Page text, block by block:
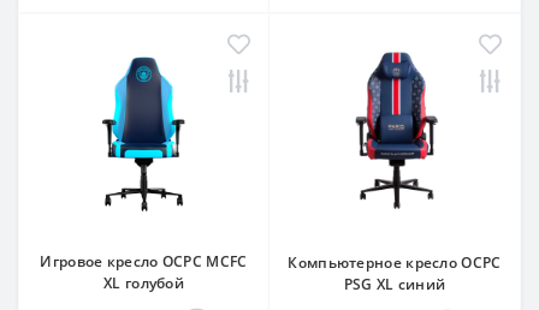
Игровое кресло OCPC MCFC
XL голубой
Компьютерное кресло OCPC
PSG XL синий